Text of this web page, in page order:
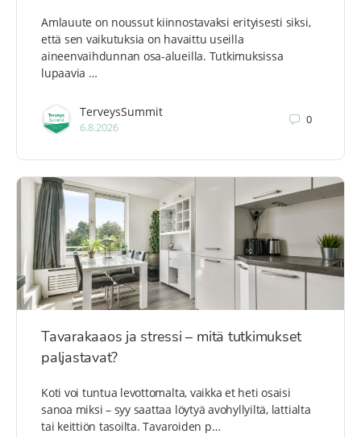
Amlauute on noussut kiinnostavaksi erityisesti siksi,
että sen vaikutuksia on havaittu useilla
aineenvaihdunnan osa-alueilla. Tutkimuksissa
lupaavia …
TerveysSummit
6.8.2026
0
Tavarakaaos ja stressi – mitä tutkimukset
paljastavat?
Koti voi tuntua levottomalta, vaikka et heti osaisi
sanoa miksi – syy saattaa löytyä avohyllyiltä, lattialta
tai keittiön tasoilta. Tavaroiden p…